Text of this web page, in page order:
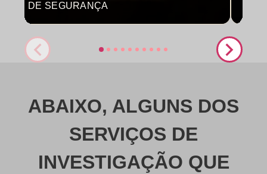
DE SEGURANÇA
ABAIXO, ALGUNS DOS
SERVIÇOS DE
INVESTIGAÇÃO QUE